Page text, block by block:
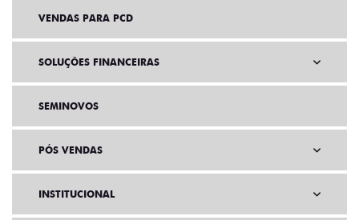
VENDAS PARA PCD
SOLUÇÕES FINANCEIRAS
SEMINOVOS
PÓS VENDAS
INSTITUCIONAL